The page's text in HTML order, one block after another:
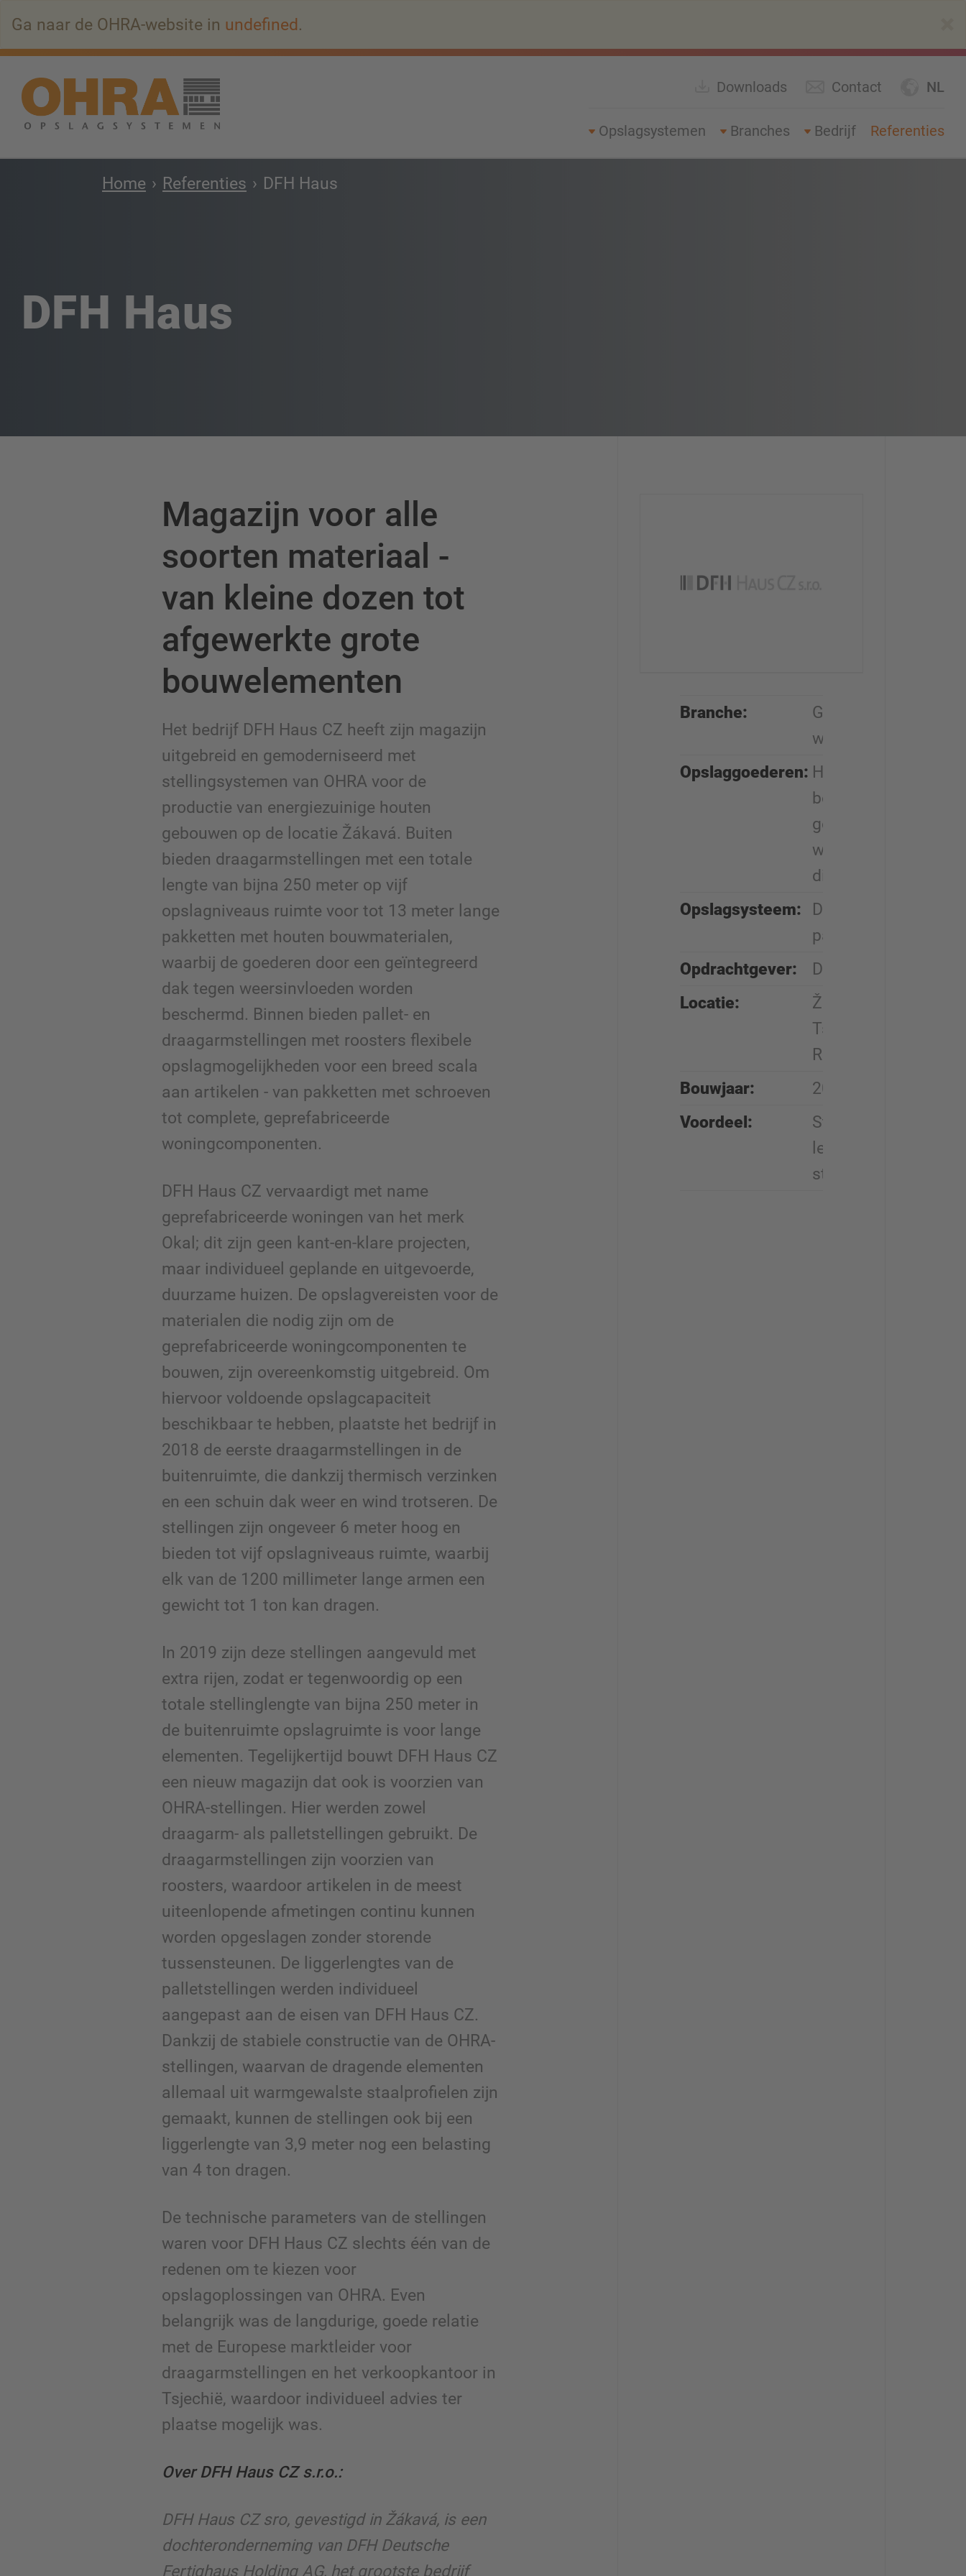
Ga naar de OHRA-website in undefined.
NL
Downloads Contact
Opslagsystemen Branches Bedrijf Referenties
Home Referenties DFH Haus
DFH Haus
Magazijn voor alle
soorten materiaal -
van kleine dozen tot
afgewerkte grote
bouwelementen
Het bedrijf DFH Haus CZ heeft zijn magazijn
uitgebreid en gemoderniseerd met
stellingsystemen van OHRA voor de
productie van energiezuinige houten
gebouwen op de locatie Žákavá. Buiten
bieden draagarmstellingen met een totale
lengte van bijna 250 meter op vijf
opslagniveaus ruimte voor tot 13 meter lange
pakketten met houten bouwmaterialen,
waarbij de goederen door een geïntegreerd
dak tegen weersinvloeden worden
beschermd. Binnen bieden pallet- en
draagarmstellingen met roosters flexibele
opslagmogelijkheden voor een breed scala
aan artikelen - van pakketten met schroeven
tot complete, geprefabriceerde
woningcomponenten.
DFH Haus CZ vervaardigt met name
geprefabriceerde woningen van het merk
Okal; dit zijn geen kant-en-klare projecten,
maar individueel geplande en uitgevoerde,
duurzame huizen. De opslagvereisten voor de
materialen die nodig zijn om de
geprefabriceerde woningcomponenten te
bouwen, zijn overeenkomstig uitgebreid. Om
hiervoor voldoende opslagcapaciteit
beschikbaar te hebben, plaatste het bedrijf in
2018 de eerste draagarmstellingen in de
buitenruimte, die dankzij thermisch verzinken
en een schuin dak weer en wind trotseren. De
stellingen zijn ongeveer 6 meter hoog en
bieden tot vijf opslagniveaus ruimte, waarbij
elk van de 1200 millimeter lange armen een
gewicht tot 1 ton kan dragen.
In 2019 zijn deze stellingen aangevuld met
extra rijen, zodat er tegenwoordig op een
totale stellinglengte van bijna 250 meter in
de buitenruimte opslagruimte is voor lange
elementen. Tegelijkertijd bouwt DFH Haus CZ
een nieuw magazijn dat ook is voorzien van
OHRA-stellingen. Hier werden zowel
draagarm- als palletstellingen gebruikt. De
draagarmstellingen zijn voorzien van
roosters, waardoor artikelen in de meest
uiteenlopende afmetingen continu kunnen
worden opgeslagen zonder storende
tussensteunen. De liggerlengtes van de
palletstellingen werden individueel
aangepast aan de eisen van DFH Haus CZ.
Dankzij de stabiele constructie van de OHRA-
stellingen, waarvan de dragende elementen
allemaal uit warmgewalste staalprofielen zijn
gemaakt, kunnen de stellingen ook bij een
liggerlengte van 3,9 meter nog een belasting
van 4 ton dragen.
De technische parameters van de stellingen
waren voor DFH Haus CZ slechts één van de
redenen om te kiezen voor
opslagoplossingen van OHRA. Even
belangrijk was de langdurige, goede relatie
met de Europese marktleider voor
draagarmstellingen en het verkoopkantoor in
Tsjechië, waardoor individueel advies ter
plaatse mogelijk was.
Over DFH Haus CZ s.r.o.:
DFH Haus CZ sro, gevestigd in Žákavá, is een
dochteronderneming van DFH Deutsche
Fertighaus Holding AG, het grootste bedrijf
Branche:
Geprefabriceerde
woningindustrie
Opslaggoederen: Houten
bouwmaterialen,
geprefabriceerde
woningelementen,
divers
Opslagsysteem:
Draagarm- en
palletrekken
Opdrachtgever:
DFH Haus CZ
Locatie:
Žákavá,
Tsjechische
Republiek
Bouwjaar:
2018/2019
Voordeel:
Stabiliteit,
levensduur van
stellingen, advies